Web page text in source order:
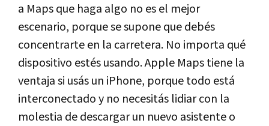
a Maps que haga algo no es el mejor
escenario, porque se supone que debés
concentrarte en la carretera. No importa qué
dispositivo estés usando. Apple Maps tiene la
ventaja si usás un iPhone, porque todo está
interconectado y no necesitás lidiar con la
molestia de descargar un nuevo asistente o